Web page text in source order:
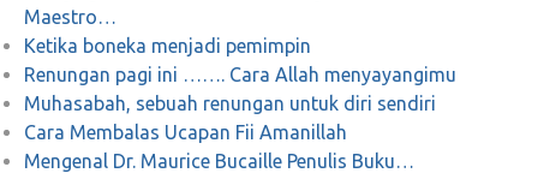
Maestro…
Ketika boneka menjadi pemimpin
Renungan pagi ini ……. Cara Allah menyayangimu
Muhasabah, sebuah renungan untuk diri sendiri
Cara Membalas Ucapan Fii Amanillah
Mengenal Dr. Maurice Bucaille Penulis Buku…